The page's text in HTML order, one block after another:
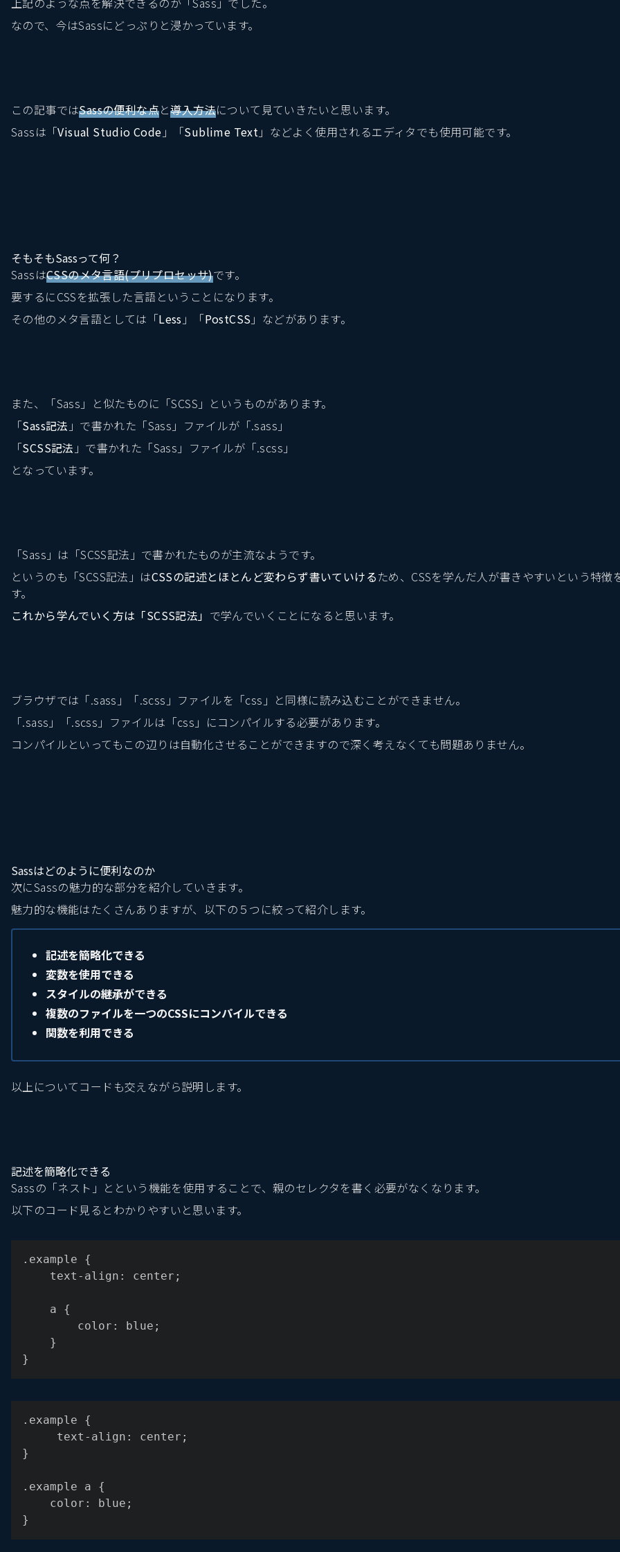
なので、今はSassにどっぷりと浸かっています。
この記事ではSassの便利な点と導入方法について見ていきたいと思います。
Sassは「Visual Studio Code 」「Sublime Text 」などよく使用されるエディタでも使用可能です。
そもそもSassって何？
SassはCSSのメタ言語(プリプロセッサ)です。
要するにCSSを拡張した言語ということになります。
その他のメタ言語としては「Less 」「PostCSS 」などがあります。
また、「Sass」と似たものに「SCSS」というものがあります。
「Sass記法 」で書かれた「Sass」ファイルが「.sass」
「SCSS記法 」で書かれた「Sass」ファイルが「.scss」
となっています。
「Sass」は「SCSS記法」で書かれたものが主流なようです。
というのも「SCSS記法」はCSSの記述とほとんど変わらず書いていけるため、CSSを学んだ人が書きやすいという特徴
す。
これから学んでいく方は「SCSS記法」 で学んでいくことになると思います。
ブラウザでは「.sass」「.scss」ファイルを「css」と同様に読み込むことができません。
「.sass」「.scss」ファイルは「css」にコンパイルする必要があります。
コンパイルといってもこの辺りは自動化させることができますので深く考えなくても問題ありません。
Sassはどのように便利なのか
次にSassの魅力的な部分を紹介していきます。
魅力的な機能はたくさんありますが、以下の５つに絞って紹介します。
記述を簡略化できる
変数を使用できる
スタイルの継承ができる
複数のファイルを一つのCSSにコンパイルできる
関数を利用できる
以上についてコードも交えながら説明します。
記述を簡略化できる
Sassの「ネスト」とという機能を使用することで、親のセレクタを書く必要がなくなります。
以下のコード見るとわかりやすいと思います。
.example {
    text-align: center;
    a {
        color: blue;
    }
}
.example {
     text-align: center;
}
.example a {
    color: blue;
}